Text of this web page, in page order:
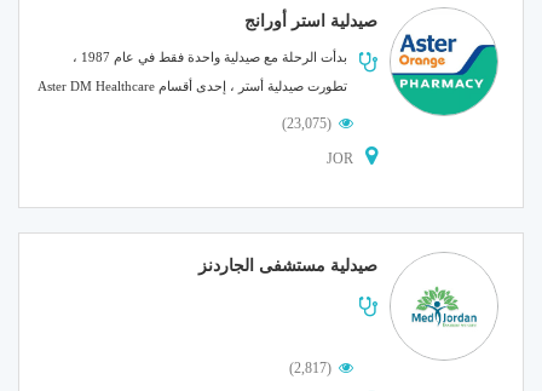
صيدلية استر أورانج
بدأت الرحلة مع صيدلية واحدة فقط في عام 1987 ،
تطورت صيدلية أستر ، إحدى أقسام Aster DM Healthcare
على....
(23,075)
JOR
صيدلية مستشفى الجاردنز
(2,817)